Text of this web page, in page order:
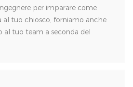
per imparare come
al tuo chiosco, forniamo anche
al tuo team a seconda del